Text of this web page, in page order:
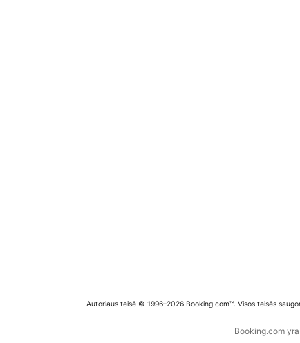
Autoriaus teisė © 1996–2026 Booking.com™. Visos teisės
Booking.com